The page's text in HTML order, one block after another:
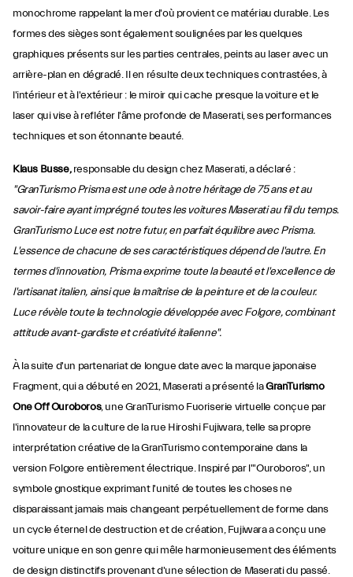
monochrome rappelant la mer d'où provient ce matériau durable. Les
formes des sièges sont également soulignées par les quelques
graphiques présents sur les parties centrales, peints au laser avec un
arrière-plan en dégradé. Il en résulte deux techniques contrastées, à
l'intérieur et à l'extérieur : le miroir qui cache presque la voiture et le
laser qui vise à refléter l'âme profonde de Maserati, ses performances
techniques et son étonnante beauté.
Klaus Busse,responsable du design chez Maserati, a déclaré :
"GranTurismo Prisma est une ode à notre héritage de 75 ans et au
savoir-faire ayant imprégné toutes les voitures Maserati au fil du temps.
GranTurismo Luce est notre futur, en parfait équilibre avec Prisma.
L'essence de chacune de ses caractéristiques dépend de l'autre. En
termes d'innovation, Prisma exprime toute la beauté et l'excellence de
l'artisanat italien, ainsi que la maîtrise de la peinture et de la couleur.
Luce révèle toute la technologie développée avec Folgore, combinant
attitude avant-gardiste et créativité italienne".
À la suite d'un partenariat de longue date avec la marque japonaise
Fragment, qui a débuté en 2021, Maserati a présenté laGranTurismo
One Off Ouroboros, une GranTurismo Fuoriserie virtuelle conçue par
l'innovateur de la culture de la rue Hiroshi Fujiwara, telle sa propre
interprétation créative de la GranTurismo contemporaine dans la
version Folgore entièrement électrique. Inspiré par l'"Ouroboros", un
symbole gnostique exprimant l'unité de toutes les choses ne
disparaissant jamais mais changeant perpétuellement de forme dans
un cycle éternel de destruction et de création, Fujiwara a conçu une
voiture unique en son genre qui mêle harmonieusement des éléments
de design distinctifs provenant d'une sélection de Maserati du passé.